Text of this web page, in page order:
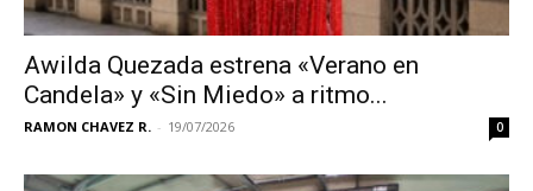
Awilda Quezada estrena «Verano en
Candela» y «Sin Miedo» a ritmo...
RAMON CHAVEZ R. - 19/07/2026 0